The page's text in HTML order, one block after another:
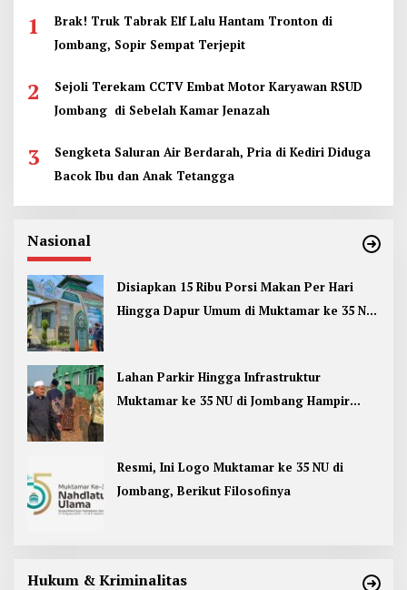
1
Brak! Truk Tabrak Elf Lalu Hantam Tronton di
Jombang, Sopir Sempat Terjepit
2
Sejoli Terekam CCTV Embat Motor Karyawan RSUD
Jombang di Sebelah Kamar Jenazah
3
Sengketa Saluran Air Berdarah, Pria di Kediri Diduga
Bacok Ibu dan Anak Tetangga
Nasional
Disiapkan 15 Ribu Porsi Makan Per Hari
Hingga Dapur Umum di Muktamar ke 35 NU
Lahan Parkir Hingga Infrastruktur
Muktamar ke 35 NU di Jombang Hampir
Resmi, Ini Logo Muktamar ke 35 NU di
Jombang, Berikut Filosofinya
Hukum & Kriminalitas